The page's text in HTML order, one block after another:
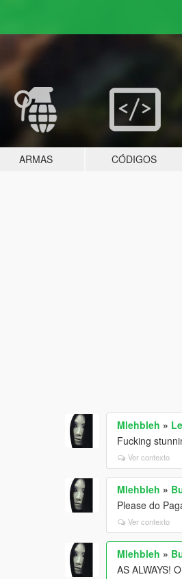
ARMAS CÓDIGOS
Mlehbleh »
Fucking
Ver contexto
Mlehbleh »
Please do
Ver contexto
Mlehbleh »
AS